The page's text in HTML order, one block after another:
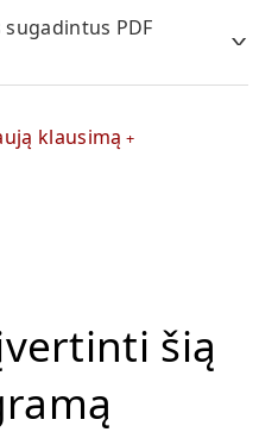
PDF
klausimą
šią